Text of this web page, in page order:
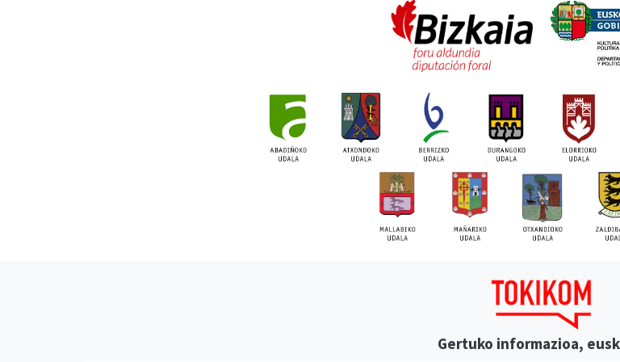
Gertuko informazioa,